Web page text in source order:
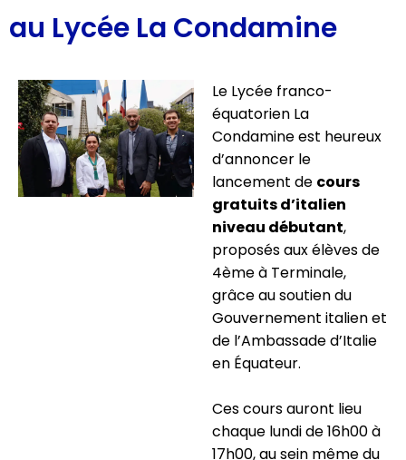
au Lycée La Condamine
Le Lycée franco-
équatorien La
Condamine est heureux
d’annoncer le
lancement de cours
gratuits d’italien
niveau débutant,
proposés aux élèves de
4ème à Terminale,
grâce au soutien du
Gouvernement italien et
de l’Ambassade d’Italie
en Équateur.
Ces cours auront lieu
chaque lundi de 16h00 à
17h00, au sein même du